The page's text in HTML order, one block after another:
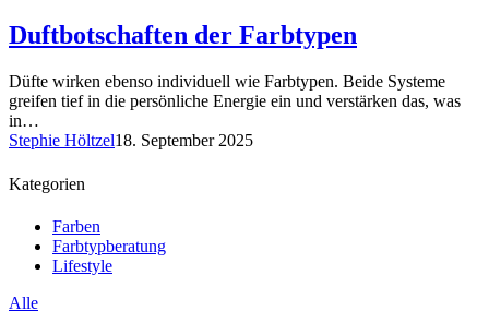
Duftbotschaften der Farbtypen
Düfte wirken ebenso individuell wie Farbtypen. Beide Systeme
greifen tief in die persönliche Energie ein und verstärken das, was
in…
Stephie Höltzel18. September 2025
Kategorien
Farben
Farbtypberatung
Lifestyle
Alle